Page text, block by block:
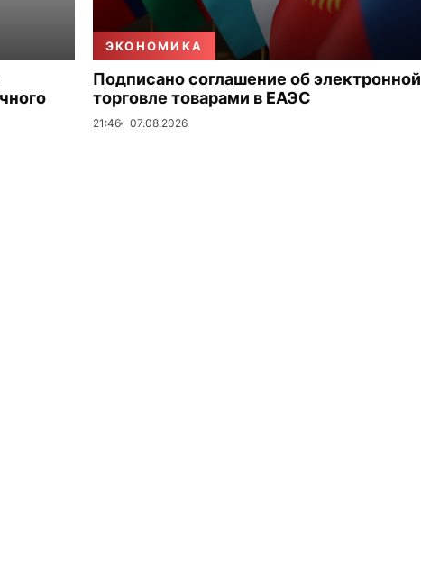
ЭКОНОМИКА
Подписано соглашение об электронной
торговле товарами в ЕАЭС
21:46 07.08.2026